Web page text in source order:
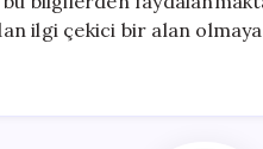
ilgi çekici bir alan